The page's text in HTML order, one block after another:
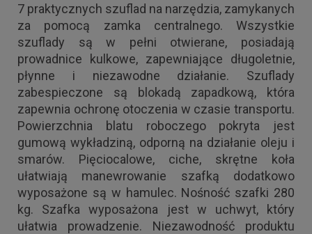
7 praktycznych szuflad na narzędzia, zamykanych
za pomocą zamka centralnego. Wszystkie
szuflady są w pełni otwierane, posiadają
prowadnice kulkowe, zapewniające długoletnie,
płynne i niezawodne działanie. Szuflady
zabespieczone są blokadą zapadkową, która
zapewnia ochronę otoczenia w czasie transportu.
Powierzchnia blatu roboczego pokryta jest
gumową wykładziną, odporną na działanie oleju i
smarów. Pięciocalowe, ciche, skrętne koła
ułatwiają manewrowanie szafką dodatkowo
wyposażone są w hamulec. Nośność szafki 280
kg. Szafka wyposażona jest w uchwyt, który
ułatwia prowadzenie. Niezawodność produktu